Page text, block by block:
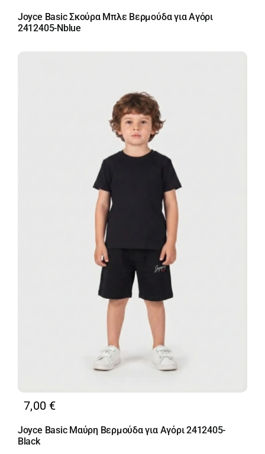
Joyce Basic Σκούρα Μπλε Βερμούδα για Αγόρι
2412405-Nblue
7,00 €
Joyce Basic Μαύρη Βερμούδα για Αγόρι 2412405-
Black